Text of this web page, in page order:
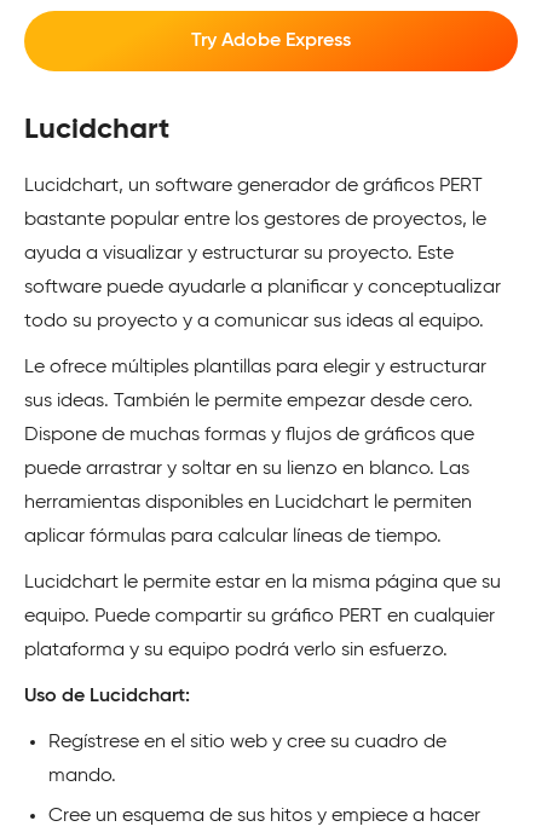
Try Adobe Express
Lucidchart
Lucidchart, un software generador de gráficos PERT
bastante popular entre los gestores de proyectos, le
ayuda a visualizar y estructurar su proyecto. Este
software puede ayudarle a planificar y conceptualizar
todo su proyecto y a comunicar sus ideas al equipo.
Le ofrece múltiples plantillas para elegir y estructurar
sus ideas. También le permite empezar desde cero.
Dispone de muchas formas y flujos de gráficos que
puede arrastrar y soltar en su lienzo en blanco. Las
herramientas disponibles en Lucidchart le permiten
aplicar fórmulas para calcular líneas de tiempo.
Lucidchart le permite estar en la misma página que su
equipo. Puede compartir su gráfico PERT en cualquier
plataforma y su equipo podrá verlo sin esfuerzo.
Uso de Lucidchart:
Regístrese en el sitio web y cree su cuadro de
mando.
Cree un esquema de sus hitos y empiece a hacer